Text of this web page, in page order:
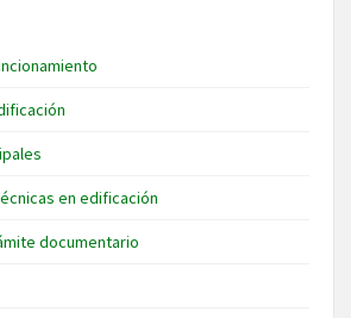
en edificación
documentario